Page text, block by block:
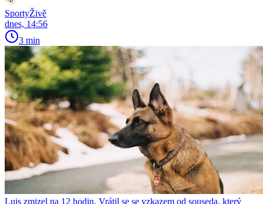
SportyŽivě
dnes, 14:56
3 min
Luis zmizel na 12 hodin. Vrátil se se vzkazem od souseda, který